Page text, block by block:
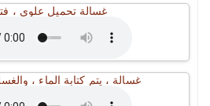
غسالة تحميل علوي ،
غسالة ، يتم كتابة الماء ،